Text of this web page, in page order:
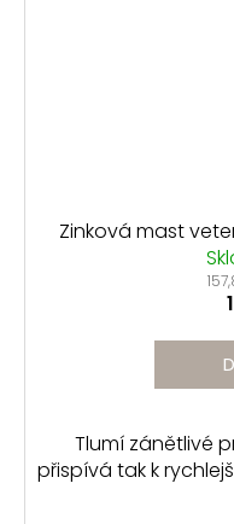
Zinková mast
Tlumí zánětlivé
přispívá tak k